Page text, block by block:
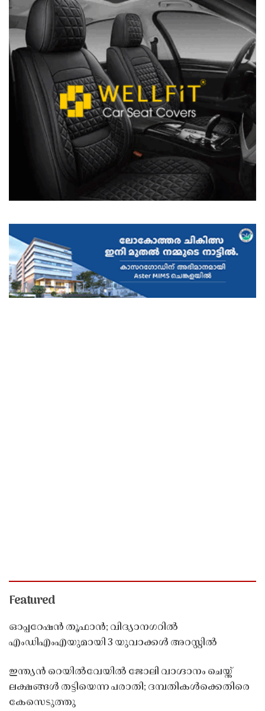
Featured
ഓപ്പറേഷൻ തൂഫാൻ; വിദ്യാനഗറിൽ
എംഡിഎംഎയുമായി 3 യുവാക്കൾ അറസ്റ്റിൽ
ഇന്ത്യൻ റെയിൽവേയിൽ ജോലി വാഗ്ദാനം ചെയ്ത്
ലക്ഷങ്ങൾ തട്ടിയെന്ന പരാതി; ദമ്പതികൾക്കെതിരെ
കേസെടുത്തു